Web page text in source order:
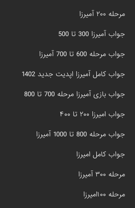
مرحله ۲۰۰ آمیرزا
جواب آمیرزا 300 تا 500
جواب مرحله 600 تا 700 آمیرزا
جواب کامل آمیرزا اپدیت جدید 1402
جواب بازی آمیرزا مرحله 700 تا 800
جواب امیرزا ۲۰۰ تا ۴۰۰
جواب مرحله 800 تا 1000 آمیرزا
جواب کامل امیرزا
مرحله ۳۰۰ آمیرزا
مرحله ۱۰۰امیرزا